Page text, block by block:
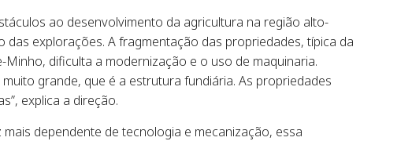
ao desenvolvimento da agricultura na região alto-
das explorações. A fragmentação das propriedades, típica da
dificulta a modernização e o uso de maquinaria.
muito grande, que é a estrutura fundiária. As propriedades
explica a direção.
dependente de tecnologia e mecanização, essa